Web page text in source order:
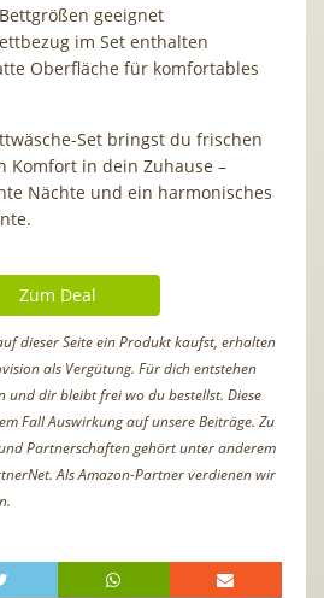
geeignet
im Set enthalten
Oberfläche für komfortables
Set bringst du frischen
Komfort in dein Zuhause –
Nächte und ein harmonisches
Zum Deal
dieser Seite ein Produkt kaufst, erhalten
als Vergütung. Für dich entstehen
und dir bleibt frei wo du bestellst. Diese
Fall Auswirkung auf unsere Beiträge. Zu
Partnerschaften gehört unter anderem
Als Amazon-Partner verdienen wir